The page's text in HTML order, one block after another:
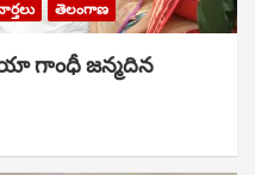
తెలంగాణ
గాంధీ జ‌న్మ‌దిన